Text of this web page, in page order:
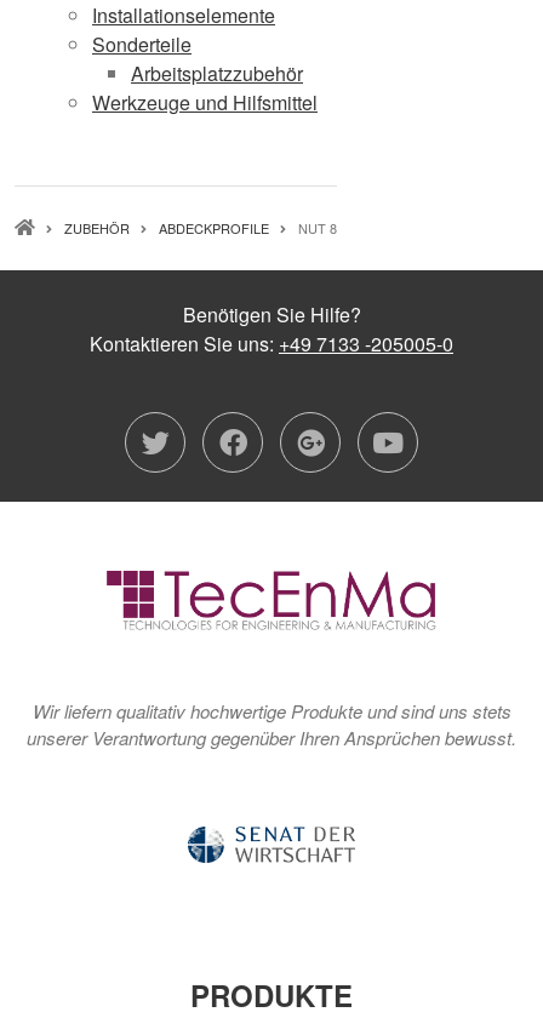
Installationselemente
Sonderteile
Arbeitsplatzzubehör
Werkzeuge und Hilfsmittel
PFADNAVIGATION
ZUBEHÖR ABDECKPROFILE NUT 8
Benötigen Sie Hilfe?
Kontaktieren Sie uns: +49 7133 -205005-0
twitterfacebook
google-
Wir liefern qualitativ hochwertige Produkte und sind uns stets
unserer Verantwortung gegenüber Ihren Ansprüchen bewusst.
PRODUKTE